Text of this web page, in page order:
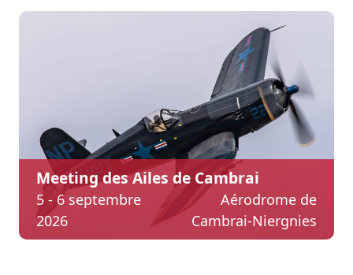
Meeting des Ailes de Cambrai
5 - 6 septembre
2026
Aérodrome de
Cambrai-Niergnies